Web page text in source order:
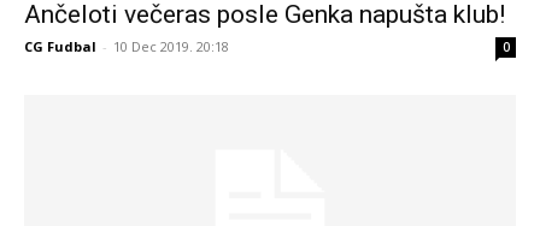
Ančeloti večeras posle Genka napušta klub!
CG Fudbal - 10 Dec 2019. 20:18 0